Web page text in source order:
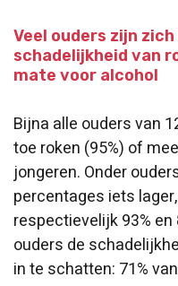
Veel ouders zijn
schadelijkheid van
mate voor alcohol
Bijna alle ouders van
toe roken (95%) of
jongeren. Onder
percentages iets
respectievelijk 93%
ouders de
in te schatten: 71%